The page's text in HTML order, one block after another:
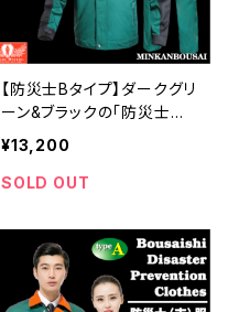
【防災士Bタイプ】ダークグリ
ーン&ブラックの「防災士
（志）機動服」 | 危機管理ブ
ランド民間防災
¥13,200
SOLD OUT